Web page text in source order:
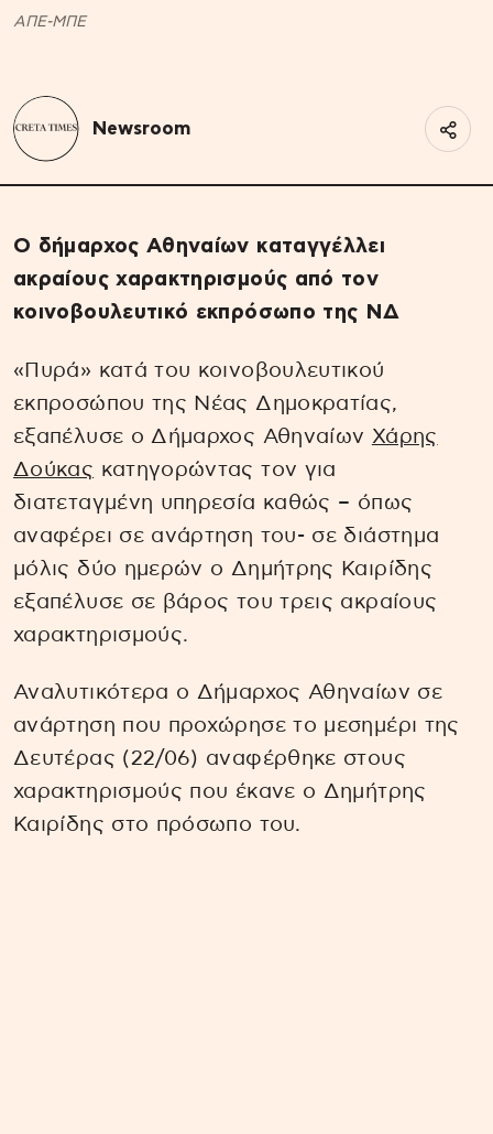
ΑΠΕ-ΜΠΕ
Newsroom
Ο δήμαρχος Αθηναίων καταγγέλλει
ακραίους χαρακτηρισμούς από τον
κοινοβουλευτικό εκπρόσωπο της ΝΔ
«Πυρά» κατά του κοινοβουλευτικού
εκπροσώπου της Νέας Δημοκρατίας,
εξαπέλυσε ο Δήμαρχος Αθηναίων Χάρης
Δούκας κατηγορώντας τον για
διατεταγμένη υπηρεσία καθώς – όπως
αναφέρει σε ανάρτηση του- σε διάστημα
μόλις δύο ημερών ο Δημήτρης Καιρίδης
εξαπέλυσε σε βάρος του τρεις ακραίους
χαρακτηρισμούς.
Αναλυτικότερα ο Δήμαρχος Αθηναίων σε
ανάρτηση που προχώρησε το μεσημέρι της
Δευτέρας (22/06) αναφέρθηκε στους
χαρακτηρισμούς που έκανε ο Δημήτρης
Καιρίδης στο πρόσωπο του.